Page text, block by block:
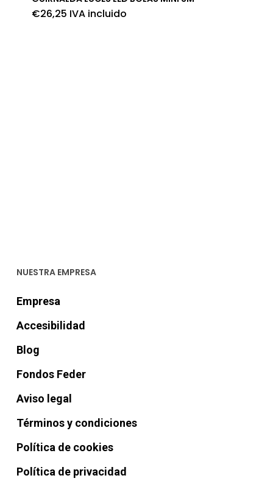
€26,25 IVA incluido
NUESTRA EMPRESA
Empresa
Accesibilidad
Blog
Fondos Feder
Aviso legal
Términos y condiciones
Política de cookies
Política de privacidad